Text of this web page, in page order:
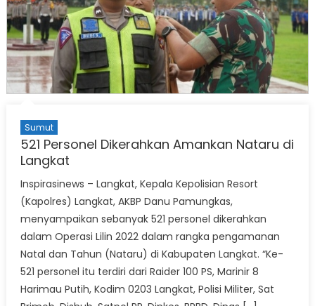
Sumut
521 Personel Dikerahkan Amankan Nataru di
Langkat
Inspirasinews – Langkat, Kepala Kepolisian Resort
(Kapolres) Langkat, AKBP Danu Pamungkas,
menyampaikan sebanyak 521 personel dikerahkan
dalam Operasi Lilin 2022 dalam rangka pengamanan
Natal dan Tahun (Nataru) di Kabupaten Langkat. “Ke-
521 personel itu terdiri dari Raider 100 PS, Marinir 8
Harimau Putih, Kodim 0203 Langkat, Polisi Militer, Sat